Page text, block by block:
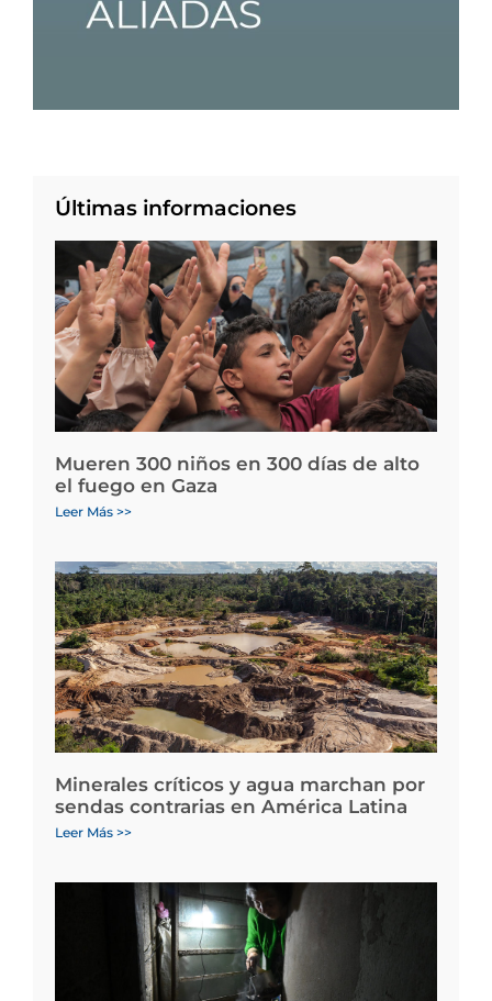
Últimas informaciones
Mueren 300 niños en 300 días de alto
el fuego en Gaza
Leer Más >>
Minerales críticos y agua marchan por
sendas contrarias en América Latina
Leer Más >>